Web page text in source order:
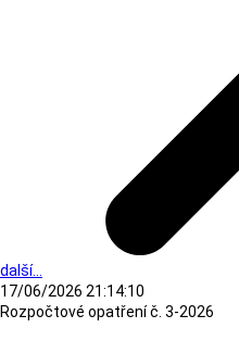
další...
17/06/2026 21:14:10
Rozpočtové opatření č. 3-2026